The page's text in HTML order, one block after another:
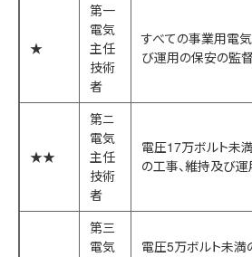
★
第一
電気
主任
技術
者
すべての事業用電
び運用の保安の監督
★★
第ニ
電気
主任
技術
者
電圧17万ボルト未
の工事、維持及び
第三
電気
電圧5万ボルト未